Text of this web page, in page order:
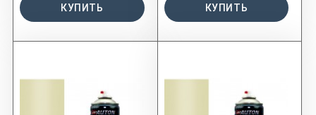
КУПИТЬ КУПИТЬ